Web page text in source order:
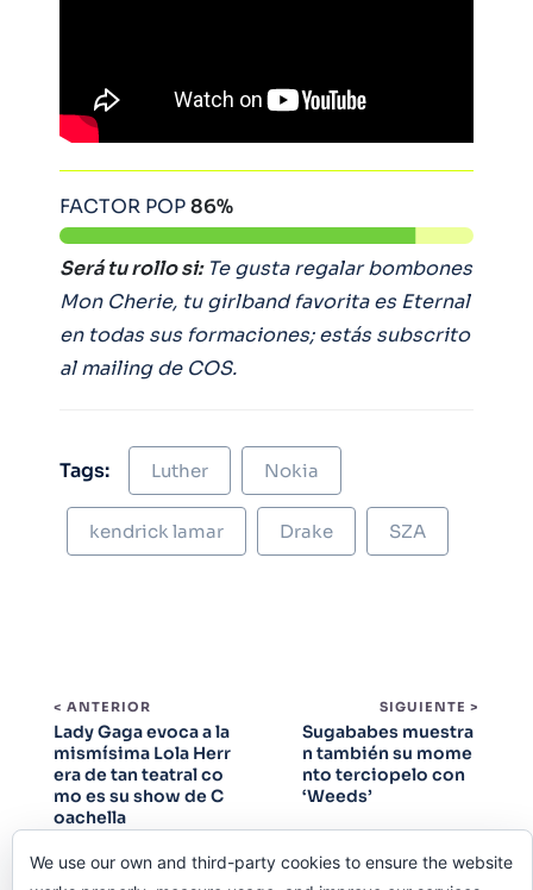
FACTOR POP86%
Será tu rollo si:Te gusta regalar bombones
Mon Cherie, tu girlband favorita es Eternal
en todas sus formaciones; estás subscrito
al mailing de COS.
Tags: Luther Nokia
kendrick lamar Drake SZA
< ANTERIOR
Lady Gaga evoca a la
mismísima Lola Herr
era de tan teatral co
mo es su show de C
oachella
SIGUIENTE >
Sugababes muestra
n también su mome
nto terciopelo con
‘Weeds’
We use our own and third-party cookies to ensure the website